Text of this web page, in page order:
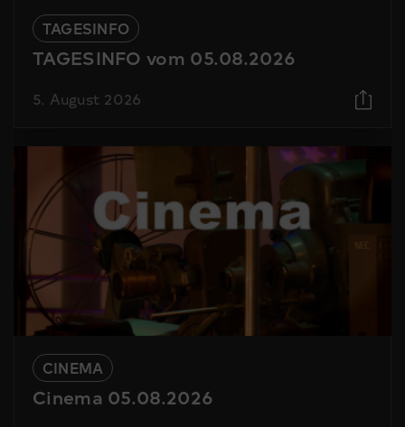
TAGESINFO
TAGESINFO vom 05.08.2026
5. August 2026
CINEMA
Cinema 05.08.2026